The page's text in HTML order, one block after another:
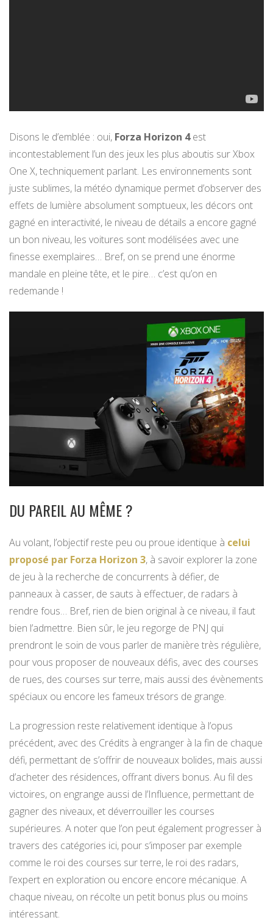
Disons le d’emblée : oui, Forza Horizon 4est
incontestablement l’un des jeux les plus aboutis sur Xbox
One X, techniquement parlant. Les environnements sont
juste sublimes, la météo dynamique permet d’observer des
effets de lumière absolument somptueux, les décors ont
gagné en interactivité, le niveau de détails a encore gagné
un bon niveau, les voitures sont modélisées avec une
finesse exemplaires… Bref, on se prend une énorme
mandale en pleine tête, et le pire… c’est qu’on en
redemande !
DU PAREIL AU MÊME ?
Au volant, l’objectif reste peu ou proue identique à celui
proposé par Forza Horizon 3, à savoir explorer la zone
de jeu à la recherche de concurrents à défier, de
panneaux à casser, de sauts à effectuer, de radars à
rendre fous… Bref, rien de bien original à ce niveau, il faut
bien l’admettre. Bien sûr, le jeu regorge de PNJ qui
prendront le soin de vous parler de manière très régulière,
pour vous proposer de nouveaux défis, avec des courses
de rues, des courses sur terre, mais aussi des évènements
spéciaux ou encore les fameux trésors de grange.
La progression reste relativement identique à l’opus
précédent, avec des Crédits à engranger à la fin de chaque
défi, permettant de s’offrir de nouveaux bolides, mais aussi
d’acheter des résidences, offrant divers bonus. Au fil des
victoires, on engrange aussi de l’Influence, permettant de
gagner des niveaux, et déverrouiller les courses
supérieures. A noter que l’on peut également progresser à
travers des catégories ici, pour s’imposer par exemple
comme le roi des courses sur terre, le roi des radars,
l’expert en exploration ou encore encore mécanique. A
chaque niveau, on récolte un petit bonus plus ou moins
intéressant.